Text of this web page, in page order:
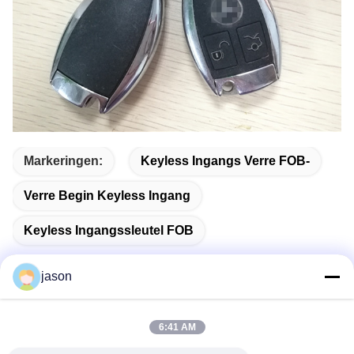
Markeringen: Keyless Ingangs Verre FOB-
Verre Begin Keyless Ingang
Keyless Ingangssleutel FOB
jason
6:41 AM